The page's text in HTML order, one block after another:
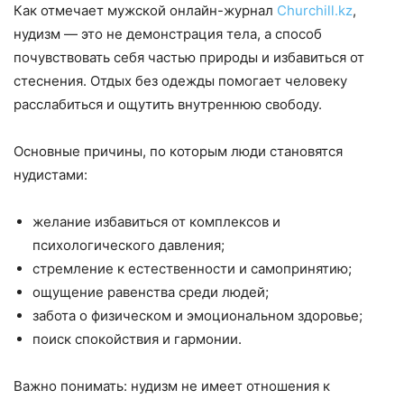
Как отмечает мужской онлайн-журнал Churchill.kz,
нудизм — это не демонстрация тела, а способ
почувствовать себя частью природы и избавиться от
стеснения. Отдых без одежды помогает человеку
расслабиться и ощутить внутреннюю свободу.
Основные причины, по которым люди становятся
нудистами:
желание избавиться от комплексов и
психологического давления;
стремление к естественности и самопринятию;
ощущение равенства среди людей;
забота о физическом и эмоциональном здоровье;
поиск спокойствия и гармонии.
Важно понимать: нудизм не имеет отношения к